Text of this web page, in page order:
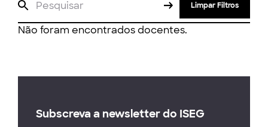
Limpar Filtros
Não foram encontrados docentes.
Subscreva a newsletter do ISEG